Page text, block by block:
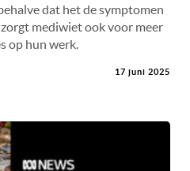
dat het de symptomen
mediwiet ook voor meer
op hun werk.
17 juni 2025